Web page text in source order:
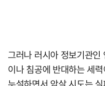
그러나 러시아 정보기관
이나 침공에 반대하는 세